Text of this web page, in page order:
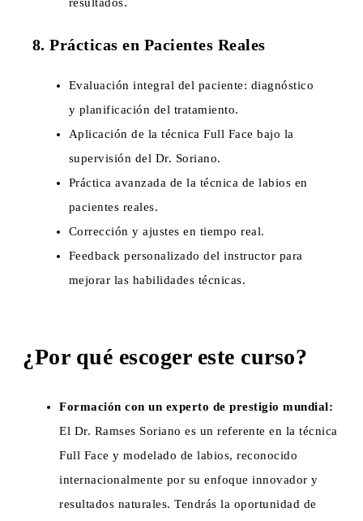
8. Prácticas en Pacientes Reales
Evaluación integral del paciente: diagnóstico
y planificación del tratamiento.
Aplicación de la técnica Full Face bajo la
supervisión del Dr. Soriano.
Práctica avanzada de la técnica de labios en
pacientes reales.
Corrección y ajustes en tiempo real.
Feedback personalizado del instructor para
mejorar las habilidades técnicas.
¿Por qué escoger este curso?
Formación con un experto de prestigio mundial:
El Dr. Ramses Soriano es un referente en la técnica
Full Face y modelado de labios, reconocido
internacionalmente por su enfoque innovador y
resultados naturales. Tendrás la oportunidad de